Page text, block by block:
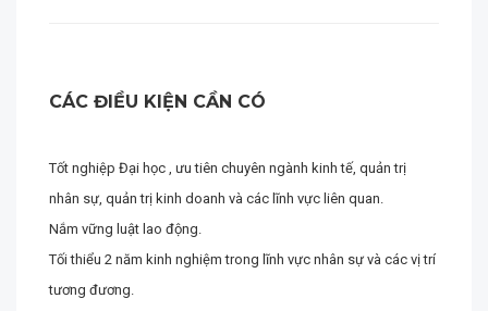
CÁC ĐIỀU KIỆN CẦN CÓ
Tốt nghiệp Đại học , ưu tiên chuyên ngành kinh tế, quản trị
nhân sự, quản trị kinh doanh và các lĩnh vực liên quan.
Nắm vững luật lao động.
Tối thiểu 2 năm kinh nghiệm trong lĩnh vực nhân sự và các vị trí
tương đương.